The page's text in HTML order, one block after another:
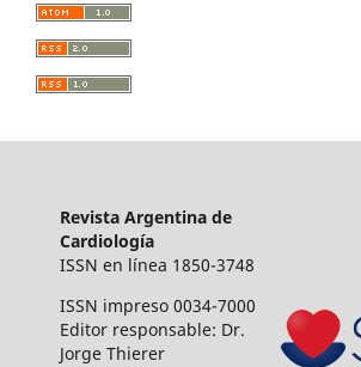
Revista Argentina de
Cardiología
ISSN en línea 1850-3748
ISSN impreso 0034-7000
Editor responsable: Dr.
Jorge Thierer